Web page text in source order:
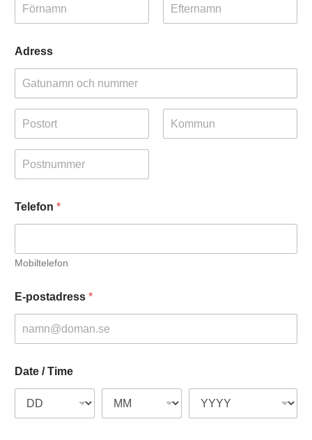
Adress
Telefon *
Mobiltelefon
E-postadress *
Date / Time